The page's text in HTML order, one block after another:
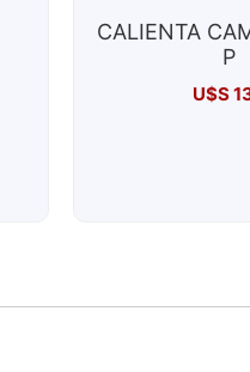
CALIENTA
P
U$S